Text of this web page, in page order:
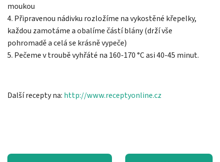
moukou
4. Připravenou nádivku rozložíme na vykostěné křepelky,
každou zamotáme a obalíme částí blány (drží vše
pohromadě a celá se krásně vypeče)
5. Pečeme v troubě vyhřáté na 160-170 °C asi 40-45 minut.
Další recepty na: http://www.receptyonline.cz